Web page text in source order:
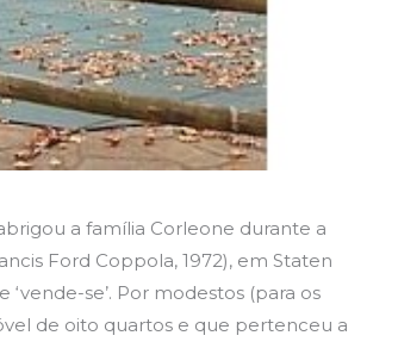
a família Corleone durante a
Ford Coppola, 1972), em Staten
se’. Por modestos (para os
de oito quartos e que pertenceu a